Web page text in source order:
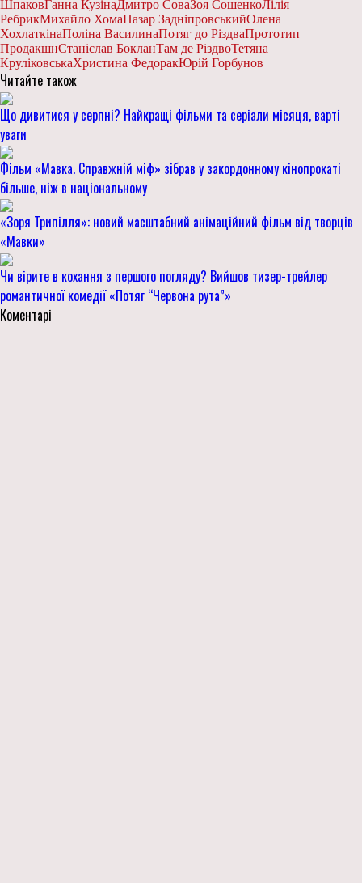
ШпаковГанна КузінаДмитро СоваЗоя СошенкоЛілія
РебрикМихайло ХомаНазар ЗадніпровськийОлена
ХохлаткінаПоліна ВасилинаПотяг до РіздваПрототип
ПродакшнСтаніслав БокланТам де РіздвоТетяна
КруліковськаХристина ФедоракЮрій Горбунов
Читайте також
Що дивитися у серпні? Найкращі фільми та серіали місяця, варті
уваги
Фільм «Мавка. Справжній міф» зібрав у закордонному кінопрокаті
більше, ніж в національному
«Зоря Трипілля»: новий масштабний анімаційний фільм від творців
«Мавки»
Чи вірите в кохання з першого погляду? Вийшов тизер-трейлер
романтичної комедії «Потяг “Червона рута”»
Коментарі